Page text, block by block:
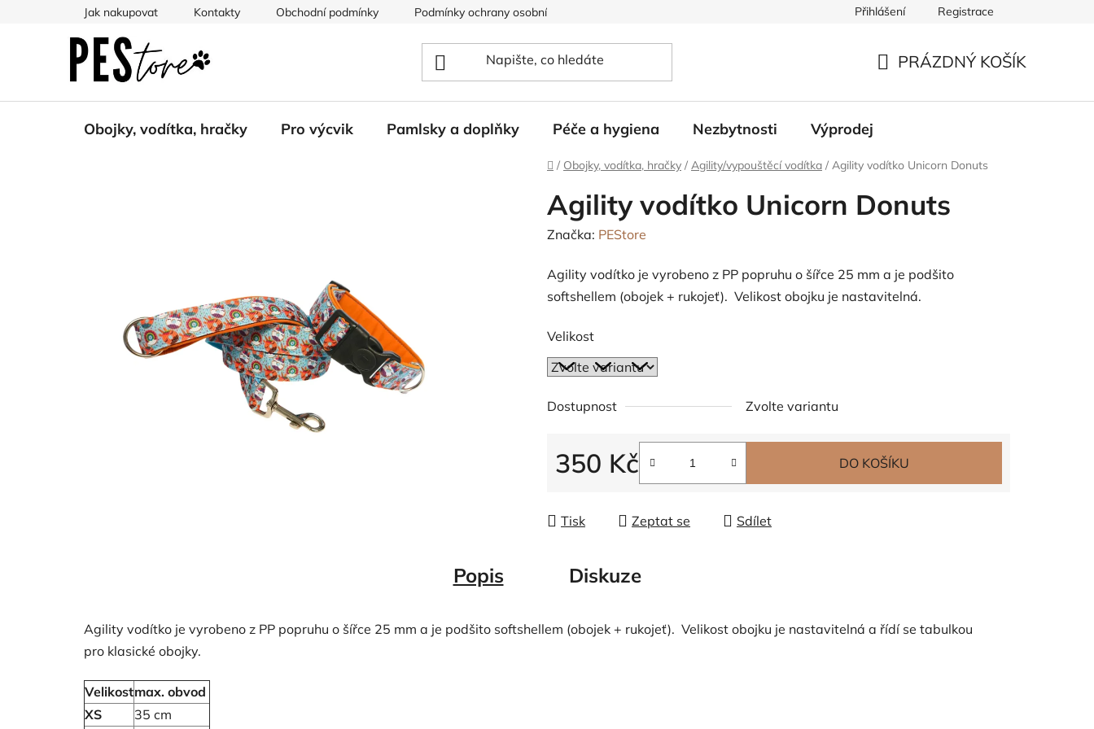
Jak nakupovat Kontakty Obchodní podmínky Podmínky ochrany osobních údajů Přihlášení Registrace
PRÁZDNÝ KOŠÍK
Obojky, vodítka, hračky Pro výcvik Pamlsky a doplňky Péče a hygiena Nezbytnosti Výprodej
Domů
/ Obojky, vodítka, hračky / Agility/vypouštěcí vodítka / Agility vodítko Unicorn Donuts
Agility vodítko Unicorn Donuts
Značka: PEStore
Agility vodítko je vyrobeno z PP popruhu o šířce 25 mm a je podšito
softshellem (obojek + rukojeť). Velikost obojku je nastavitelná.
Velikost
Dostupnost Zvolte variantu
350 Kč DO KOŠÍKU
Tisk Zeptat se Sdílet
Popis Diskuze
Agility vodítko je vyrobeno z PP popruhu o šířce 25 mm a je podšito softshellem (obojek + rukojeť). Velikost obojku je nastavitelná a řídí se tabulkou
pro klasické obojky.
Velikostmax. obvod
XS
35 cm